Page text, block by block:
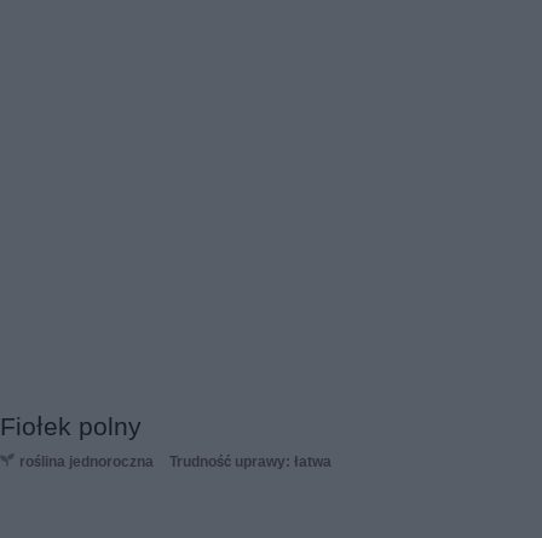
Fiołek polny
roślina jednoroczna Trudność uprawy: łatwa